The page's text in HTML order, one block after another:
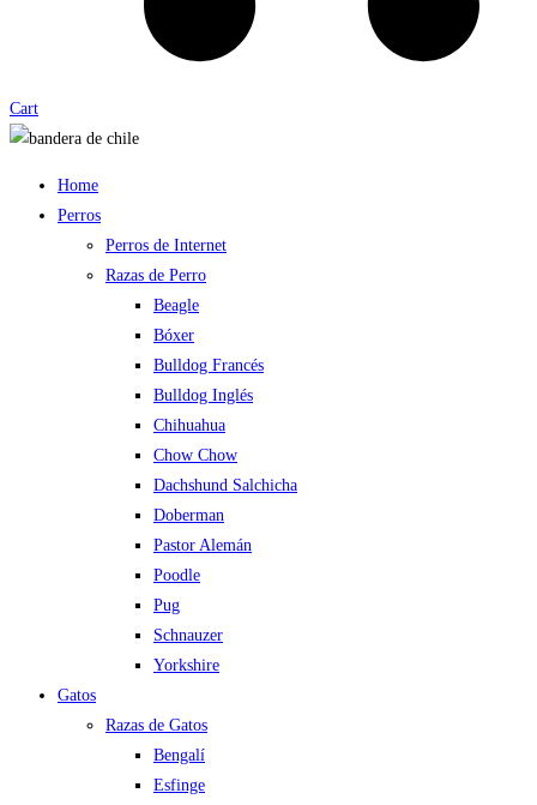
Cart
Home
Perros
Perros de Internet
Razas de Perro
Beagle
Bóxer
Bulldog Francés
Bulldog Inglés
Chihuahua
Chow Chow
Dachshund Salchicha
Doberman
Pastor Alemán
Poodle
Pug
Schnauzer
Yorkshire
Gatos
Razas de Gatos
Bengalí
Esfinge